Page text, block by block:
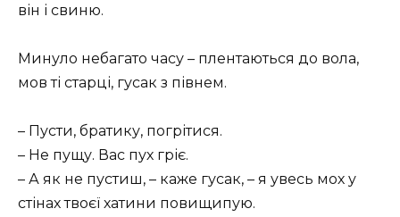
він і свиню.
Минуло небагато часу – плентаються до вола,
мов ті старці, гусак з півнем.
– Пусти, братику, погрітися.
– Не пущу. Вас пух гріє.
– А як не пустиш, – каже гусак, – я увесь мох у
стінах твоєї хатини повищипую.